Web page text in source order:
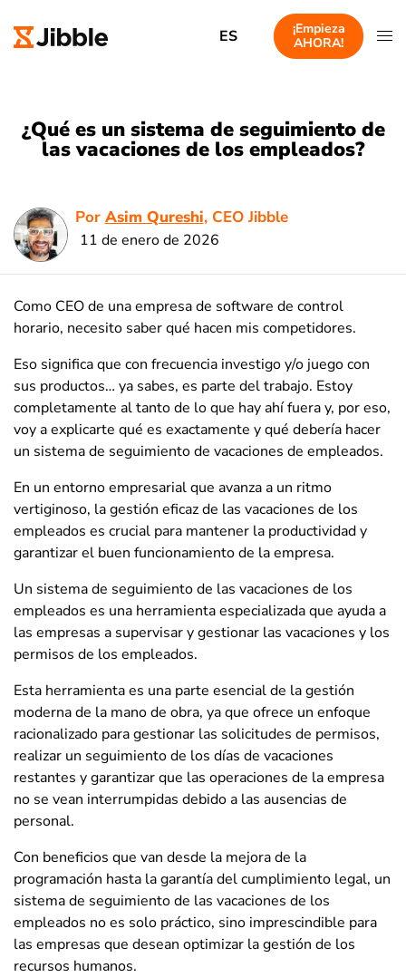
ES
¡Empieza
AHORA!
¿Qué es un sistema de seguimiento de
las vacaciones de los empleados?
Por Asim Qureshi, CEO Jibble
11 de enero de 2026
Como CEO de una empresa de software de control
horario, necesito saber qué hacen mis competidores.
Eso significa que con frecuencia investigo y/o juego con
sus productos… ya sabes, es parte del trabajo. Estoy
completamente al tanto de lo que hay ahí fuera y, por eso,
voy a explicarte qué es exactamente y qué debería hacer
un sistema de seguimiento de vacaciones de empleados.
En un entorno empresarial que avanza a un ritmo
vertiginoso, la gestión eficaz de las vacaciones de los
empleados es crucial para mantener la productividad y
garantizar el buen funcionamiento de la empresa.
Un sistema de seguimiento de las vacaciones de los
empleados es una herramienta especializada que ayuda a
las empresas a supervisar y gestionar las vacaciones y los
permisos de los empleados.
Esta herramienta es una parte esencial de la gestión
moderna de la mano de obra, ya que ofrece un enfoque
racionalizado para gestionar las solicitudes de permisos,
realizar un seguimiento de los días de vacaciones
restantes y garantizar que las operaciones de la empresa
no se vean interrumpidas debido a las ausencias de
personal.
Con beneficios que van desde la mejora de la
programación hasta la garantía del cumplimiento legal, un
sistema de seguimiento de las vacaciones de los
empleados no es solo práctico, sino imprescindible para
las empresas que desean optimizar la gestión de los
recursos humanos.